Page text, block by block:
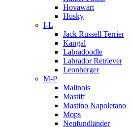
Hovawart
Husky
I-L
Jack Russell Terrier
Kangal
Labradoodle
Labrador Retriever
Leonberger
M-P
Malinois
Mastiff
Mastino Napoletano
Mops
Neufundländer